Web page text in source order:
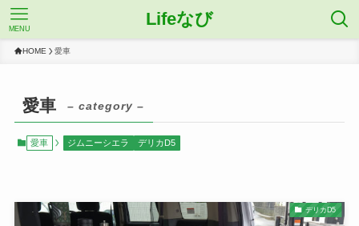
Lifeなび
MENU
HOME 愛車
愛車 – category –
愛車 ジムニーシエラ デリカD5
デリカD5